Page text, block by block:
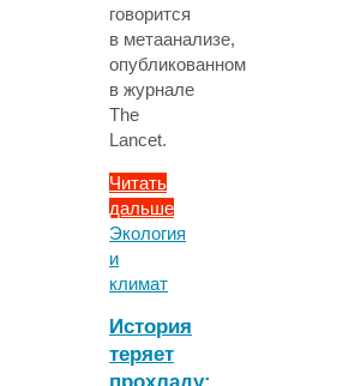
говорится
в метаанализе,
опубликованном
в журнале
The
Lancet.
Читать
дальше
"Устойчивость
бактерий
к
назвали
третьей
Экология
и
климат
История
теряет